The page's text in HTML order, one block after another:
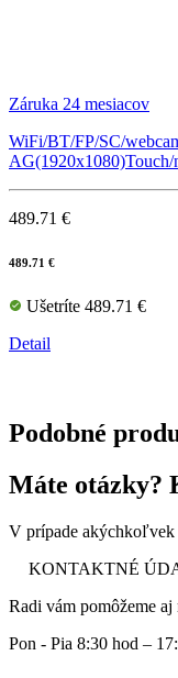
Záruka 24 mesiacov
WiFi/BT/FP/SC/
489.71 €
489.71 €
Ušetríte 489.71 €
Detail
Podobné
Máte otázky?
V prípade akýchkoľvek
KONTAKTNÉ
Radi vám pomôžeme
Pon - Pia 8:30 hod –